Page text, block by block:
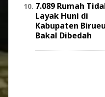
7.089 Rumah
Layak Huni di
Kabupaten
Bakal Dibedah